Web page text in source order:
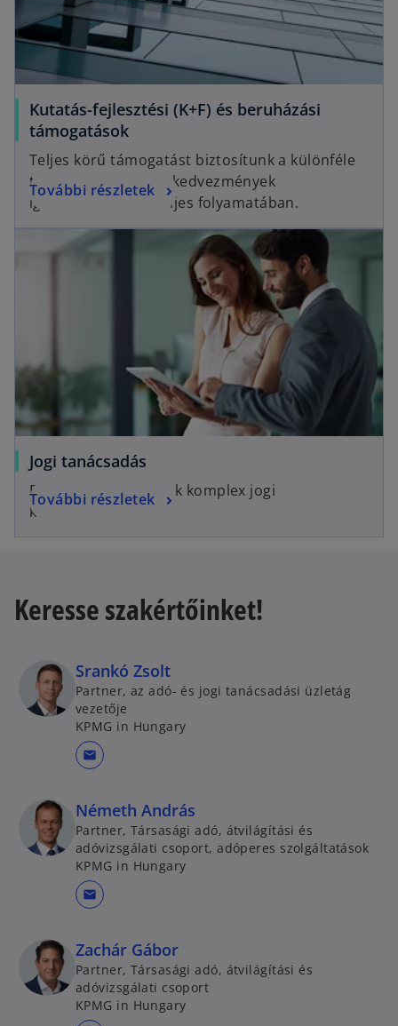
Kutatás-fejlesztési (K+F) és beruházási
támogatások
Teljes körű támogatást biztosítunk a különféle
támogatások és adókedvezmények
igénybevételének teljes folyamatában.
További részletek
Jogi tanácsadás
Egyszerű megoldások komplex jogi
kérdésekben.
További részletek
Keresse szakértőinket!
Srankó Zsolt
Partner, az adó- és jogi tanácsadási üzletág
vezetője
KPMG in Hungary
mail
Németh András
Partner, Társasági adó, átvilágítási és
adóvizsgálati csoport, adóperes szolgáltatások
KPMG in Hungary
mail
Zachár Gábor
Partner, Társasági adó, átvilágítási és
adóvizsgálati csoport
KPMG in Hungary